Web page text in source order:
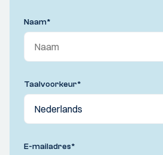
Naam*
Taalvoorkeur*
E-mailadres*